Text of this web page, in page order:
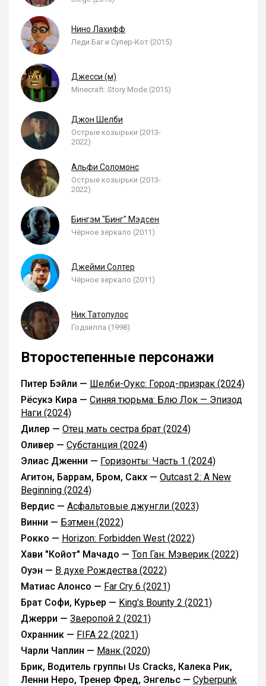
Нино Лахифф
Леди Баг и Супер-Кот (2015)
Джесси (м)
Minecraft: Story Mode (2015)
Джон Шелби
Острые козырьки (2013-
2022)
Альфи Соломонс
Острые козырьки (2013-
2022)
Бингэм "Бинг" Мэдсен
Чёрное зеркало (2011)
Джейми Солтер
Чёрное зеркало (2011)
Ник Татопулос
Годзилла (1998)
Второстепенные персонажи
Питер Бэйли — Шелби-Оукс: Город-призрак (2024)
Рёсукэ Кира — Синяя тюрьма: Блю Лок — Эпизод
Наги (2024)
Дилер — Отец мать сестра брат (2024)
Оливер — Субстанция (2024)
Элиас Дженни — Горизонты: Часть 1 (2024)
Агитон, Баррам, Бром, Сакх — Outcast 2: A New
Beginning (2024)
Вердис — Асфальтовые джунгли (2023)
Винни — Бэтмен (2022)
Рокко — Horizon: Forbidden West (2022)
Хави "Койот" Мачадо — Топ Ган: Мэверик (2022)
Оуэн — В духе Рождества (2022)
Матиас Алонсо — Far Cry 6 (2021)
Брат Софи, Курьер — King's Bounty 2 (2021)
Джерри — Зверопой 2 (2021)
Охранник — FIFA 22 (2021)
Чарли Чаплин — Манк (2020)
Брик, Водитель группы Us Cracks, Калека Рик,
Ленни Неро, Тренер Фред, Энгельс — Cyberpunk